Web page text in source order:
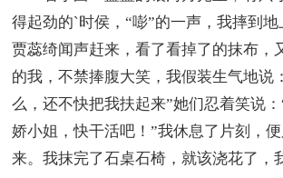
得起劲的`时侯，“嘭”的一声，我摔到地
贾蕊绮闻声赶来，看了看掉了的抹布，
的我，不禁捧腹大笑，我假装生气地说
么，还不快把我扶起来”她们忍着笑说
娇小姐，快干活吧！”我休息了片刻，
来。我抹完了石桌石椅，就该浇花了，